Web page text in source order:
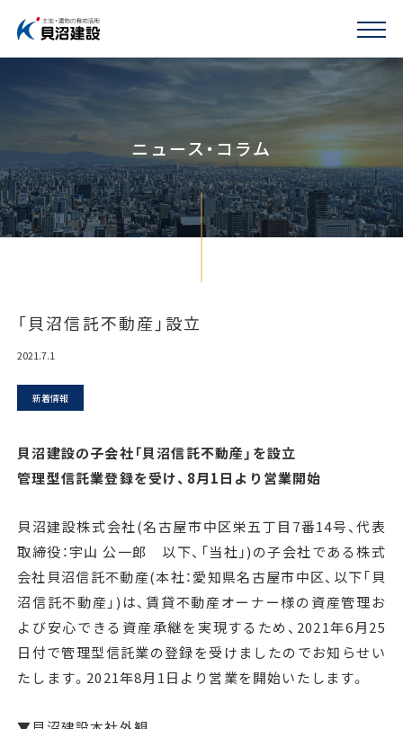
ニュース・コラム
「貝沼信託不動産」設立
2021.7.1
新着情報
貝沼建設の子会社「貝沼信託不動産」を設立
管理型信託業登録を受け、8月1日より営業開始
貝沼建設株式会社(名古屋市中区栄五丁目7番14号、代表
取締役：宇山 公一郎 以下、「当社」)の子会社である株式
会社貝沼信託不動産(本社：愛知県名古屋市中区、以下「貝
沼信託不動産」)は、賃貸不動産オーナー様の資産管理お
よび安心できる資産承継を実現するため、2021年6月25
日付で管理型信託業の登録を受けましたのでお知らせい
たします。2021年8月1日より営業を開始いたします。